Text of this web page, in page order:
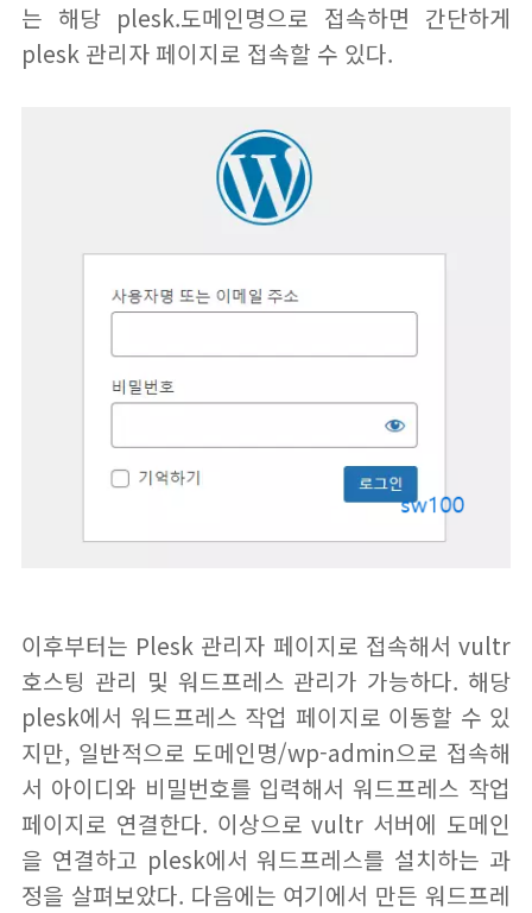
는 해당 plesk.도메인명으로 접속하면 간단하게
plesk 관리자 페이지로 접속할 수 있다.
이후부터는 Plesk 관리자 페이지로 접속해서 vultr
호스팅 관리 및 워드프레스 관리가 가능하다. 해당
plesk에서 워드프레스 작업 페이지로 이동할 수 있
지만, 일반적으로 도메인명/wp-admin으로 접속해
서 아이디와 비밀번호를 입력해서 워드프레스 작업
페이지로 연결한다. 이상으로 vultr 서버에 도메인
을 연결하고 plesk에서 워드프레스를 설치하는 과
정을 살펴보았다. 다음에는 여기에서 만든 워드프레